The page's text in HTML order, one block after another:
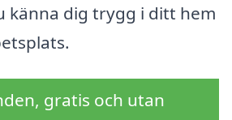
känna dig trygg i ditt hem
gratis och utan